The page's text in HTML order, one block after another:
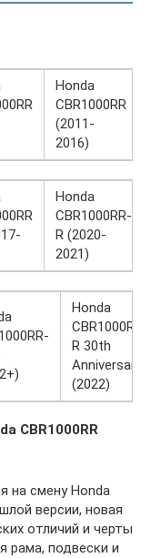
Honda
CBR1000RR
(2011-
2016)
Honda
CBR1000RR-
R (2020-
2021)
Honda
CBR1000RR-
R 30th
Anniversary
(2022)
CBR1000RR
на смену Honda
версии, новая
отличий и черты
рама, подвески и